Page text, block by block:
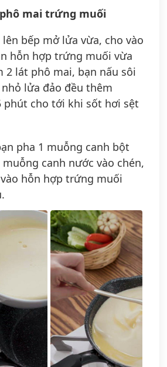
mai trứng muối
lên bếp mở lửa vừa, cho vào
hỗn hợp trứng muối vừa
2 lát phô mai, bạn nấu sôi
lửa đảo đều thêm
phút cho tới khi sốt hơi sệt
pha 1 muỗng canh bột
muỗng canh nước vào chén,
hỗn hợp trứng muối